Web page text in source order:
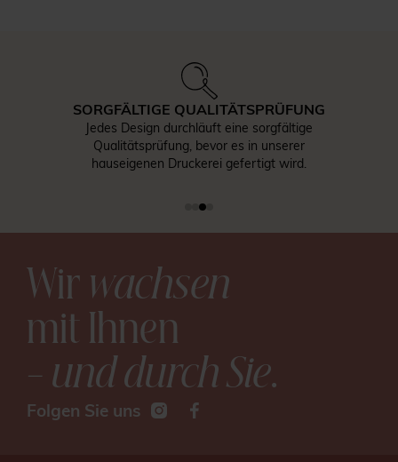
SORGFÄLTIGE QUALITÄTSPRÜFUNG
Jedes Design durchläuft eine sorgfältige
Qualitätsprüfung, bevor es in unserer
hauseigenen Druckerei gefertigt wird.
Wirwachsen
mit Ihnen
– und durch Sie.
Folgen Sie uns